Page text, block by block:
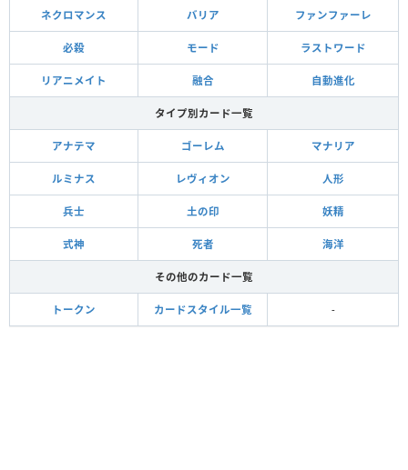
ネクロマンス バリア ファンファーレ
必殺 モード ラストワード
リアニメイト 融合 自動進化
タイプ別カード一覧
アナテマ ゴーレム マナリア
ルミナス レヴィオン 人形
兵士 土の印 妖精
式神 死者 海洋
その他のカード一覧
トークン カードスタイル一覧 -